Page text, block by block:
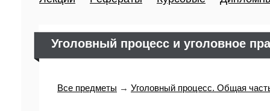
Уголовный процесс и уголовное
Все предметы → Уголовный процесс. Общая